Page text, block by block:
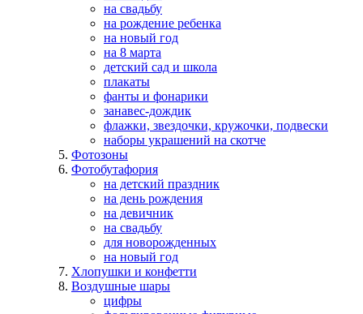
на свадьбу
на рождение ребенка
на новый год
на 8 марта
детский сад и школа
плакаты
фанты и фонарики
занавес-дождик
флажки, звездочки, кружочки, подвески
наборы украшений на скотче
Фотозоны
Фотобутафория
на детский праздник
на день рождения
на девичник
на свадьбу
для новорожденных
на новый год
Хлопушки и конфетти
Воздушные шары
цифры